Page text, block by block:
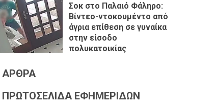
Σοκ στο Παλαιό Φάληρο:
Βίντεο-ντοκουμέντο από
άγρια επίθεση σε γυναίκα
στην είσοδο
πολυκατοικίας
ΑΡΘΡΑ
ΠΡΩΤΟΣΕΛΙΔΑ ΕΦΗΜΕΡΙΔΩΝ